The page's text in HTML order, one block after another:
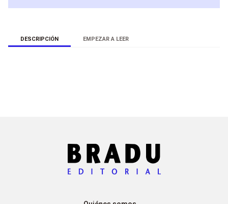
DESCRIPCIÓN EMPEZAR A LEER